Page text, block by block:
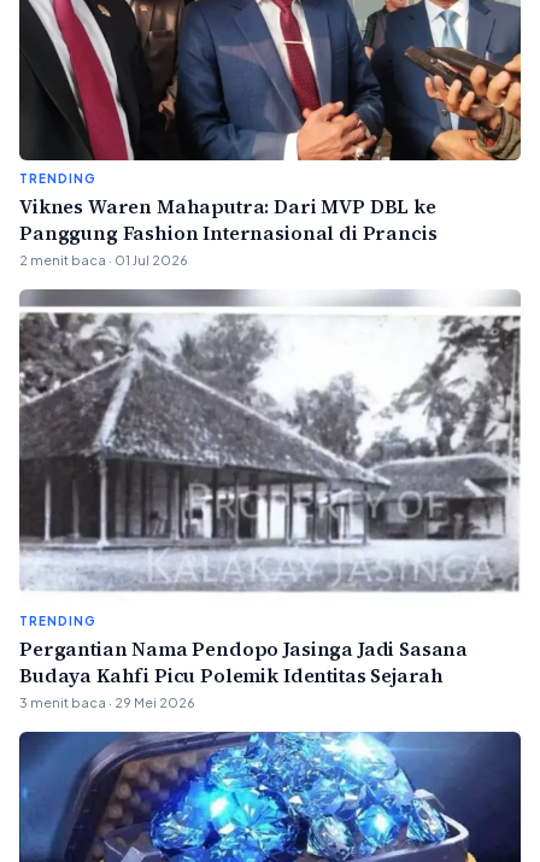
TRENDING
Viknes Waren Mahaputra: Dari MVP DBL ke
Panggung Fashion Internasional di Prancis
2 menit baca · 01 Jul 2026
TRENDING
Pergantian Nama Pendopo Jasinga Jadi Sasana
Budaya Kahfi Picu Polemik Identitas Sejarah
3 menit baca · 29 Mei 2026